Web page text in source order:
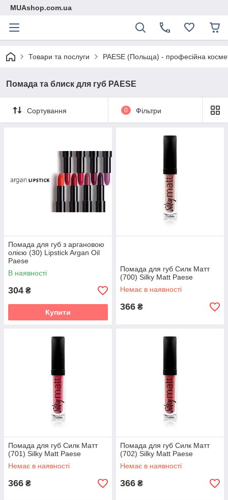
MUAshop.com.ua
Товари та послуги PAESE (Польща) - професійна
Помада та блиск для губ PAESE
Сортування 0 Фільтри
Помада для губ з аргановою
олією (30) Lipstick Argan Oil
Paese
В наявності
304 ₴
Купити
Помада для губ Силк Матт
(700) Silky Matt Paese
Немає в наявності
366 ₴
Помада для губ Силк Матт
(701) Silky Matt Paese
Немає в наявності
366 ₴
Помада для губ Силк Матт
(702) Silky Matt Paese
Немає в наявності
366 ₴